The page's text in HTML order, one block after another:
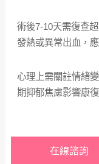
術後7-10天需復查
發熱或異常出血，
心理上需關註情緒
期抑郁焦慮影響康復
在線諮詢